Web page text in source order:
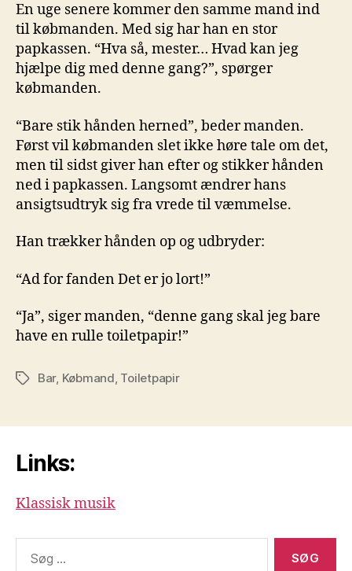
En uge senere kommer den samme mand ind
til købmanden. Med sig har han en stor
papkassen. “Hva så, mester… Hvad kan jeg
hjælpe dig med denne gang?”, spørger
købmanden.
“Bare stik hånden herned”, beder manden.
Først vil købmanden slet ikke høre tale om det,
men til sidst giver han efter og stikker hånden
ned i papkassen. Langsomt ændrer hans
ansigtsudtryk sig fra vrede til væmmelse.
Han trækker hånden op og udbryder:
“Ad for fanden Det er jo lort!”
“Ja”, siger manden, “denne gang skal jeg bare
have en rulle toiletpapir!”
TagsBar, Købmand, Toiletpapir
Links:
Klassisk musik
efter: